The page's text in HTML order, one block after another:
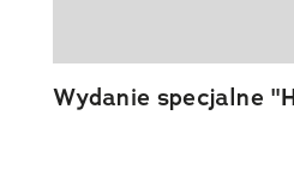
Wydanie specjalne